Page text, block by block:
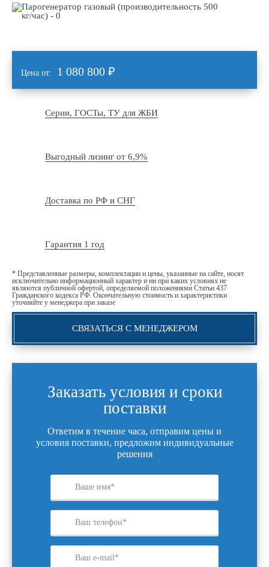
Цена от: 1 080 800 ₽
Серии, ГОСТы, ТУ для ЖБИ
Выгодный лизинг от 6,9%
Доставка по РФ и СНГ
Гарантия 1 год
* Представленные размеры, комплектации и цены, указанные на сайте, носят
исключительно информационный характер и ни при каких условиях не
являются публичной офертой, определяемой положениями Статьи 437
Гражданского кодекса РФ. Окончательную стоимость и характеристики
уточняйте у менеджера при заказе
СВЯЗАТЬСЯ С МЕНЕДЖЕРОМ
Заказать условия и сроки
поставки
Ответим в течение часа, отправим цены и
условия поставки, предложим индивидуальные
решения